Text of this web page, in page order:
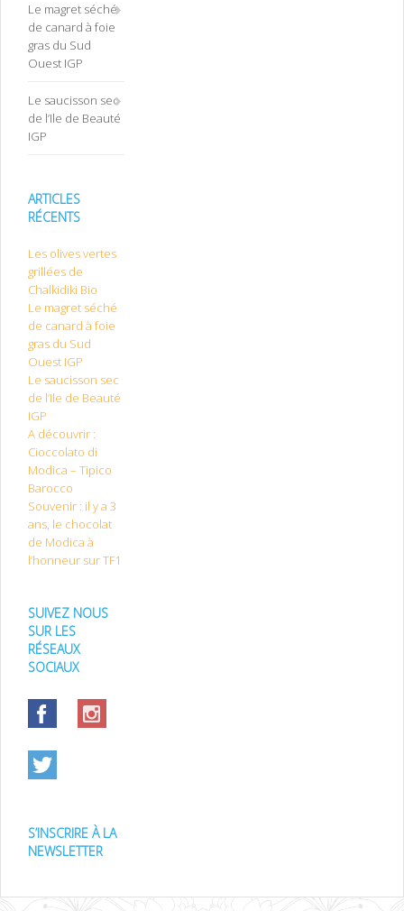
Le magret séché
de canard à foie
gras du Sud
Ouest IGP
Le saucisson sec
de l’Ile de Beauté
IGP
ARTICLES
RÉCENTS
Les olives vertes
grillées de
Chalkidiki Bio
Le magret séché
de canard à foie
gras du Sud
Ouest IGP
Le saucisson sec
de l’Ile de Beauté
IGP
A découvrir :
Cioccolato di
Modica – Tipico
Barocco
Souvenir : il y a 3
ans, le chocolat
de Modica à
l’honneur sur TF1
SUIVEZ NOUS
SUR LES
RÉSEAUX
SOCIAUX
S’INSCRIRE À LA
NEWSLETTER